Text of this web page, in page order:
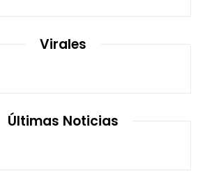
Virales
Últimas Noticias